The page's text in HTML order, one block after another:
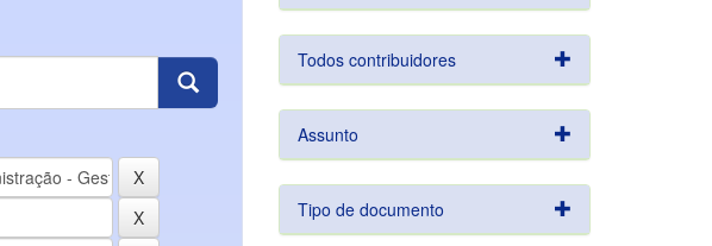
Todos contribuidores
Assunto
Tipo de documento